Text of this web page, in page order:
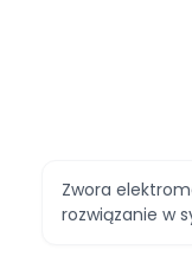
Zwora
rozwiązanie w